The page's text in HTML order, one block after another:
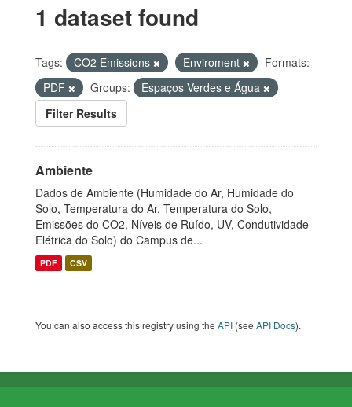
1 dataset found
Tags: CO2 Emissions Enviroment
Formats:
PDF
Groups:
Espaços Verdes e Água
Filter Results
Ambiente
Dados de Ambiente (Humidade do Ar, Humidade do
Solo, Temperatura do Ar, Temperatura do Solo,
Emissões do CO2, Níveis de Ruído, UV, Condutividade
Elétrica do Solo) do Campus de...
PDF CSV
You can also access this registry using the API (see API Docs).